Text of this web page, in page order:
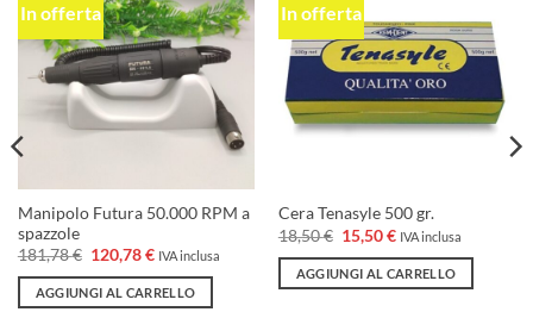
In offerta
Aggiungi
alla lista
dei
desideri
Manipolo Futura 50.000 RPM a
spazzole
181,78€ Il
prezzo
originale
era:
120,78€Il
attuale
è:
IVA inclusa
AGGIUNGI AL CARRELLO
In offerta
alla lista
dei
desideri
Cera Tenasyle 500 gr.
18,50€ Il
prezzo
originale
era:
15,50€Il
attuale
è:
IVA inclusa
AGGIUNGI AL CARRELLO